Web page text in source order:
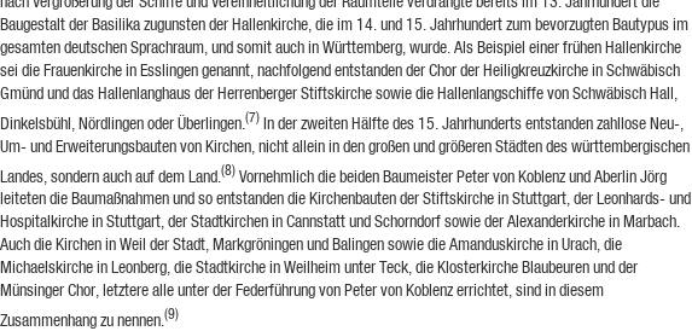
Baugestalt der Basilika zugunsten der Hallenkirche, die im 14. und 15. Jahrhundert zum bevorzugten Bautypus im
gesamten deutschen Sprachraum, und somit auch in Württemberg, wurde. Als Beispiel einer frühen Hallenkirche
sei die Frauenkirche in Esslingen genannt, nachfolgend entstanden der Chor der Heiligkreuzkirche in Schwäbisch
Gmünd und das Hallenlanghaus der Herrenberger Stiftskirche sowie die Hallenlangschiffe von Schwäbisch Hall,
Dinkelsbühl, Nördlingen oder Überlingen. (7) In der zweiten Hälfte des 15. Jahrhunderts entstanden zahllose Neu-,
Um- und Erweiterungsbauten von Kirchen, nicht allein in den großen und größeren Städten des württembergischen
Landes, sondern auch auf dem Land. (8) Vornehmlich die beiden Baumeister Peter von Koblenz und Aberlin Jörg
leiteten die Baumaßnahmen und so entstanden die Kirchenbauten der Stiftskirche in Stuttgart, der Leonhards- und
Hospitalkirche in Stuttgart, der Stadtkirchen in Cannstatt und Schorndorf sowie der Alexanderkirche in Marbach.
Auch die Kirchen in Weil der Stadt, Markgröningen und Balingen sowie die Amanduskirche in Urach, die
Michaelskirche in Leonberg, die Stadtkirche in Weilheim unter Teck, die Klosterkirche Blaubeuren und der
Münsinger Chor, letztere alle unter der Federführung von Peter von Koblenz errichtet, sind in diesem
Zusammenhang zu nennen. (9)